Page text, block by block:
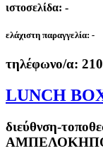
ιστοσελίδα: -
ελάχιστη παραγγελία: -
τηλέφωνο/α:
LUNCH
διεύθνση-